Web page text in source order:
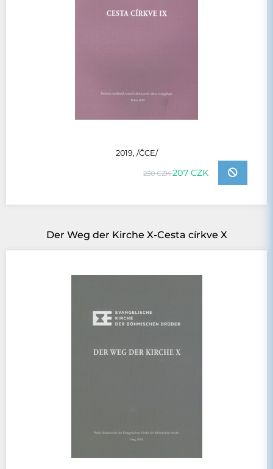
2019, /ČCE/
230 CZK207 CZK
Der Weg der Kirche X-Cesta církve X